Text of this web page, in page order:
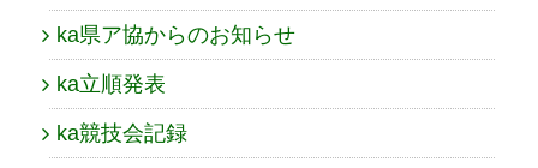
ka県ア協からのお知らせ
ka立順発表
ka競技会記録